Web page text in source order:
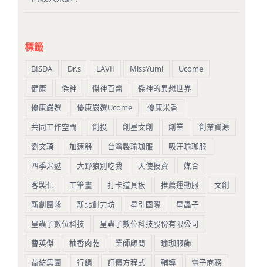
標籤
BISDA Dr.s LAVII MissYumi
Ucome
健康
傑神 傑神百醫
傑神的異想世界
優康嚴選
優康嚴選Ucome
優康米香
共同工作空間
創投 創星文創 創業
創業資源
劉文琦
加速器 台灣製瑜珈服
吸汗瑜珈服
四季米麩
大野狼別吃我 天使投資
媒合
客製化
工筆畫 打卡道具板 推薦運動服
文創
新創團隊
新北創力坊 星引國際
星蟲子
星蟲子數位科技
星蟲子數位科技股份有限公司
曹英傑
柚香肉乾 業師顧問
瑜珈服飾
益紡集團
行銷 訂價方程式 輔導 電子商務